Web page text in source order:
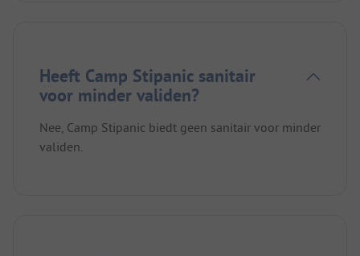
Heeft Camp Stipanic sanitair
voor minder validen?
Nee, Camp Stipanic biedt geen sanitair voor minder
validen.